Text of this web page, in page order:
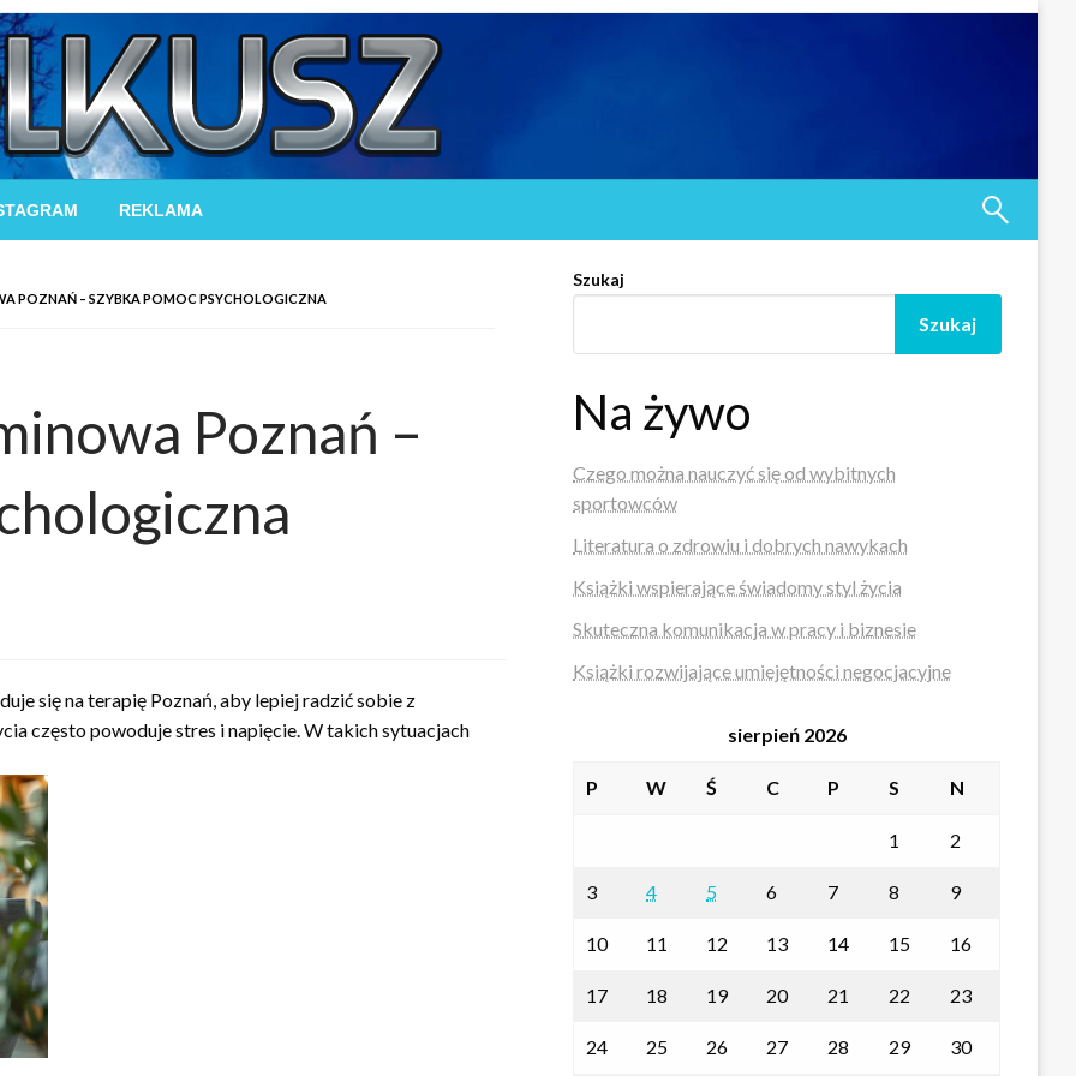
REKLAMA
POZNAŃ – SZYBKA POMOC PSYCHOLOGICZNA
Poznań –
się na terapię Poznań, aby lepiej radzić sobie z
często powoduje stres i napięcie. W takich sytuacjach
Szukaj
Szukaj
Na żywo
Czego można nauczyć się od wybitnych
sportowców
Literatura o zdrowiu i dobrych nawykach
Książki wspierające świadomy styl życia
Skuteczna komunikacja w pracy i biznesie
Książki rozwijające umiejętności negocjacyjne
sierpień 2026
P W Ś C P S N
1 2
3 4 5 6 7 8 9
10 11 12 13 14 15 16
17 18 19 20 21 22 23
24 25 26 27 28 29 30